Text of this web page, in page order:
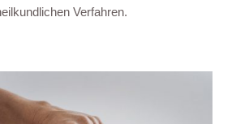
Verfahren.